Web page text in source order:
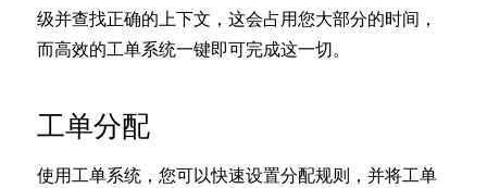
级并查找正确的上下文，这会占用您大部分的时间，
而高效的工单系统一键即可完成这一切。
工单分配
使用工单系统，您可以快速设置分配规则，并将工单